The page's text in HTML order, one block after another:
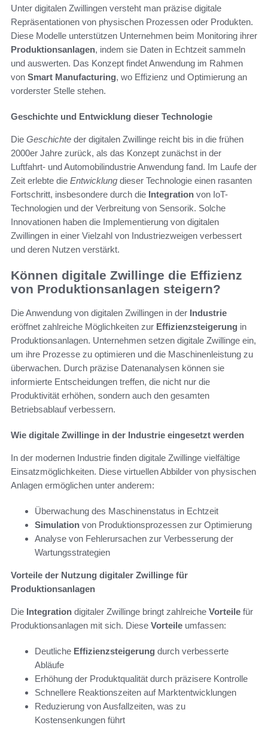
Unter digitalen Zwillingen versteht man präzise digitale
Repräsentationen von physischen Prozessen oder Produkten.
Diese Modelle unterstützen Unternehmen beim Monitoring ihrer
Produktionsanlagen, indem sie Daten in Echtzeit sammeln
und auswerten. Das Konzept findet Anwendung im Rahmen
von Smart Manufacturing, wo Effizienz und Optimierung an
vorderster Stelle stehen.
Geschichte und Entwicklung dieser Technologie
Die Geschichte der digitalen Zwillinge reicht bis in die frühen
2000er Jahre zurück, als das Konzept zunächst in der
Luftfahrt- und Automobilindustrie Anwendung fand. Im Laufe der
Zeit erlebte die Entwicklung dieser Technologie einen rasanten
Fortschritt, insbesondere durch die Integration von IoT-
Technologien und der Verbreitung von Sensorik. Solche
Innovationen haben die Implementierung von digitalen
Zwillingen in einer Vielzahl von Industriezweigen verbessert
und deren Nutzen verstärkt.
Können digitale Zwillinge die Effizienz
von Produktionsanlagen steigern?
Die Anwendung von digitalen Zwillingen in der Industrie
eröffnet zahlreiche Möglichkeiten zur Effizienzsteigerung in
Produktionsanlagen. Unternehmen setzen digitale Zwillinge ein,
um ihre Prozesse zu optimieren und die Maschinenleistung zu
überwachen. Durch präzise Datenanalysen können sie
informierte Entscheidungen treffen, die nicht nur die
Produktivität erhöhen, sondern auch den gesamten
Betriebsablauf verbessern.
Wie digitale Zwillinge in der Industrie eingesetzt werden
In der modernen Industrie finden digitale Zwillinge vielfältige
Einsatzmöglichkeiten. Diese virtuellen Abbilder von physischen
Anlagen ermöglichen unter anderem:
Überwachung des Maschinenstatus in Echtzeit
Simulation von Produktionsprozessen zur Optimierung
Analyse von Fehlerursachen zur Verbesserung der
Wartungsstrategien
Vorteile der Nutzung digitaler Zwillinge für
Produktionsanlagen
Die Integration digitaler Zwillinge bringt zahlreiche Vorteile für
Produktionsanlagen mit sich. Diese Vorteile umfassen:
Deutliche Effizienzsteigerung durch verbesserte
Abläufe
Erhöhung der Produktqualität durch präzisere Kontrolle
Schnellere Reaktionszeiten auf Marktentwicklungen
Reduzierung von Ausfallzeiten, was zu
Kostensenkungen führt